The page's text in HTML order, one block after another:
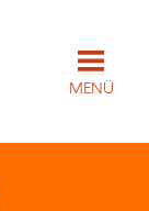
MENÜ